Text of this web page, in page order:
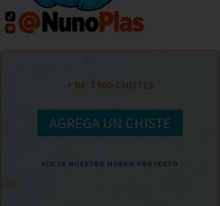
+ DE 7.500
  CHISTES
AGREGA UN CHISTE
VISITA NUESTRO NUEVO PROYECTO